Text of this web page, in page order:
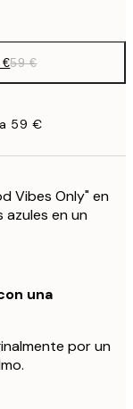
€59 €
59 €
Vibes Only" en
en un
una
por un